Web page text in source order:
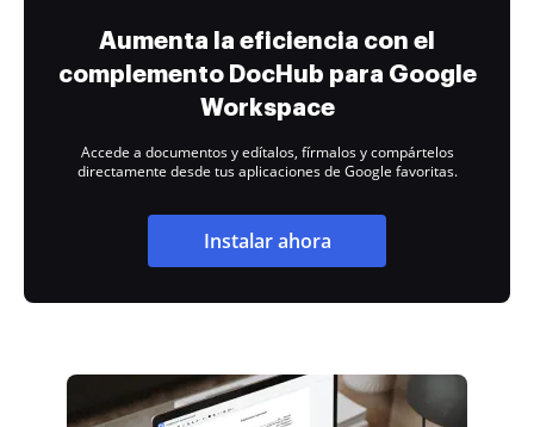
Aumenta la eficiencia con el
complemento DocHub para Google
Workspace
Accede a documentos y edítalos, fírmalos y compártelos
directamente desde tus aplicaciones de Google favoritas.
Instalar ahora